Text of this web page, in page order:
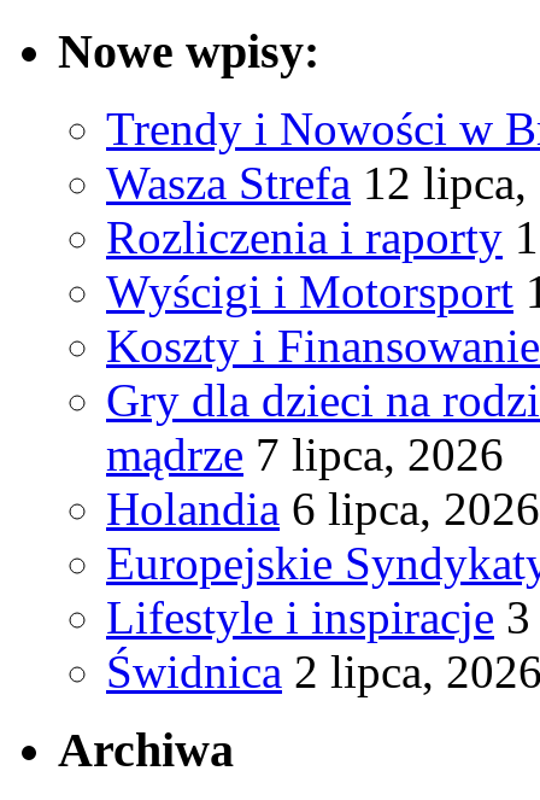
Nowe wpisy:
Trendy i Nowości w
Wasza Strefa 12 lipca,
Rozliczenia i raporty
Wyścigi i Motorsport
Koszty i Finansowanie
Gry dla dzieci na
mądrze 7 lipca, 2026
Holandia 6 lipca, 2026
Europejskie
Lifestyle i inspiracje
Świdnica 2 lipca,
Archiwa